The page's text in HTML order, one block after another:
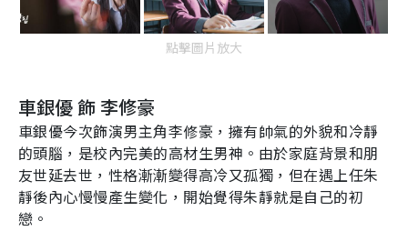
點擊圖片放大
車銀優飾 李修豪
車銀優今次飾演男主角李修豪，擁有帥氣的外貌和冷靜
的頭腦，是校內完美的高材生男神。由於家庭背景和朋
友世延去世，性格漸漸變得高冷又孤獨，但在遇上任朱
靜後內心慢慢產生變化，開始覺得朱靜就是自己的初
戀。